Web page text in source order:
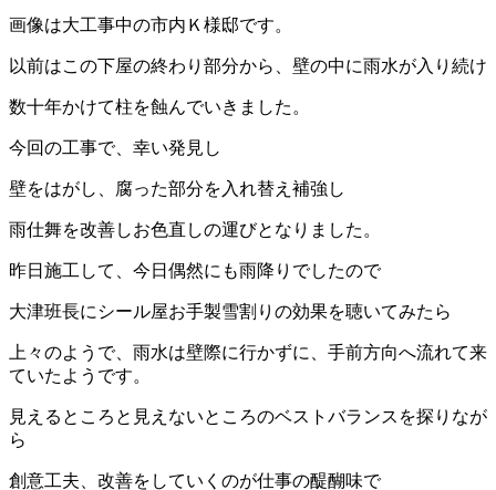
画像は大工事中の市内Ｋ様邸です。
以前はこの下屋の終わり部分から、壁の中に雨水が入り続け
数十年かけて柱を蝕んでいきました。
今回の工事で、幸い発見し
壁をはがし、腐った部分を入れ替え補強し
雨仕舞を改善しお色直しの運びとなりました。
昨日施工して、今日偶然にも雨降りでしたので
大津班長にシール屋お手製雪割りの効果を聴いてみたら
上々のようで、雨水は壁際に行かずに、手前方向へ流れて来
ていたようです。
見えるところと見えないところのベストバランスを探りなが
ら
創意工夫、改善をしていくのが仕事の醍醐味で